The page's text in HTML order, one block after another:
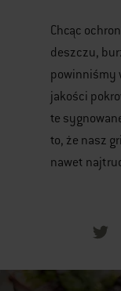
Chcąc
deszczu,
powinniśmy
jakości
te
to, że nasz
nawet